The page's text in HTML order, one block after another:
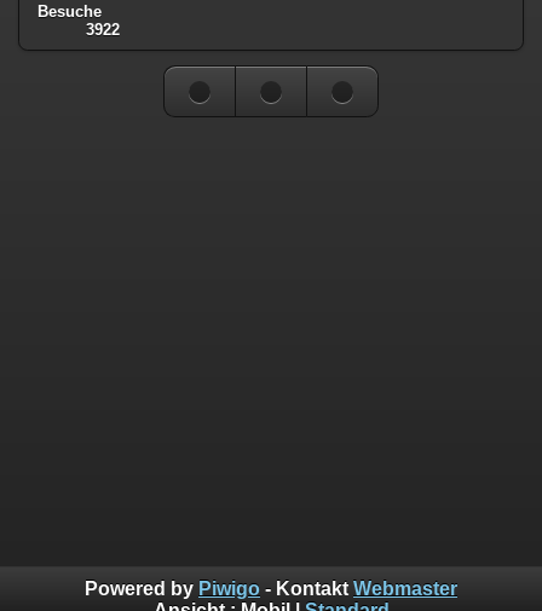
Besuche
3922
Powered by Piwigo - Kontakt Webmaster